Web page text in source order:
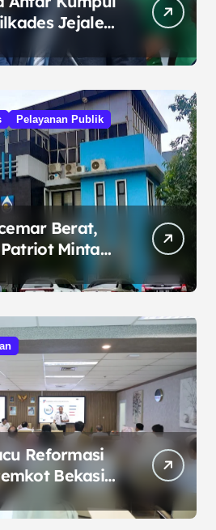
Jejalen
Damai
Pelayanan Publik
Berat,
Minta
Kualitas
Reformasi
Bekasi
KPK